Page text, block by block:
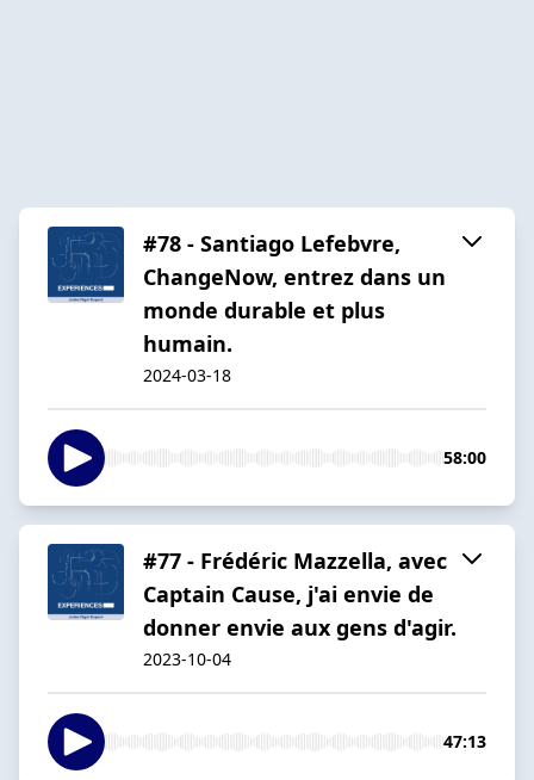
#78 - Santiago Lefebvre,
ChangeNow, entrez dans un
monde durable et plus
humain.
2024-03-18
58:00
#77 - Frédéric Mazzella, avec
Captain Cause, j'ai envie de
donner envie aux gens d'agir.
2023-10-04
47:13